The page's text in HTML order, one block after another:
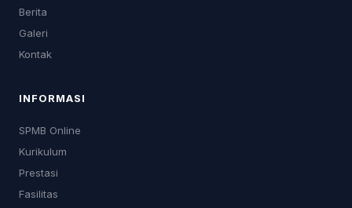
Berita
Galeri
Kontak
INFORMASI
SPMB Online
Kurikulum
Prestasi
Fasilitas